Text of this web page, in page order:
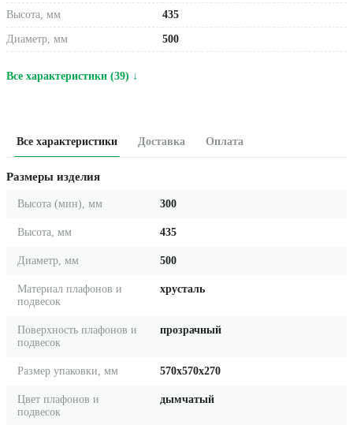
Высота, мм 435
Диаметр, мм 500
Все характеристики (39) ↓
Все характеристики Доставка Оплата
Размеры изделия
Высота (мин), мм 300
Высота, мм 435
Диаметр, мм 500
Материал плафонов и
подвесок
хрусталь
Поверхность плафонов и
подвесок
прозрачный
Размер упаковки, мм 570x570x270
Цвет плафонов и
подвесок
дымчатый